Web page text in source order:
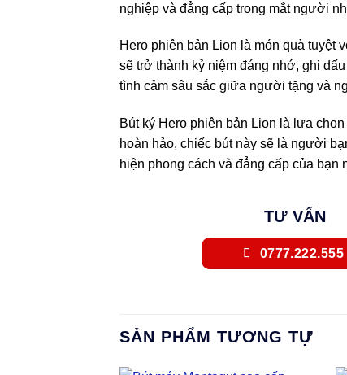
nghiệp và đẳng cấp trong mắt người
Hero phiên bản Lion là món quà tuyệt
sẽ trở thành kỷ niệm đáng nhớ, ghi
tình cảm sâu sắc giữa người tặng và
Bút ký Hero phiên bản Lion là lựa
hoàn hảo, chiếc bút này sẽ là người
hiện phong cách và đẳng cấp của bạn
TƯ VẤN
0777.222.555
SẢN PHẨM TƯƠNG TỰ